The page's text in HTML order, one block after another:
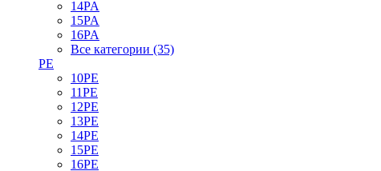
14PA
15PA
16PA
Все категории (35)
PE
10PE
11PE
12PE
13PE
14PE
15PE
16PE